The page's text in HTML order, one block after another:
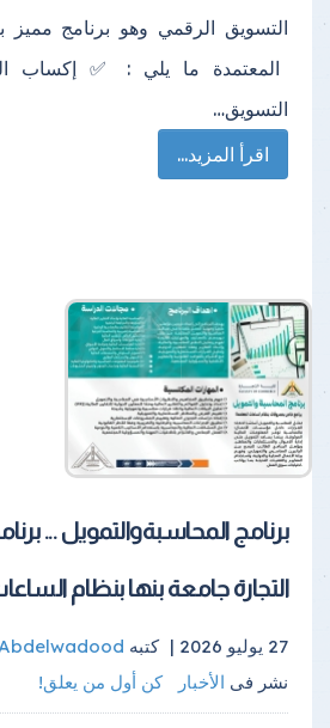
التسويق الرقمي وهو برنامج مميز
المعتمدة ما يلي : ✅️ إكساب
التسويق…
اقرأ المزيد...
برنامج المحاسبةوالتمويل ...
التجارة جامعة بنها بنظام
27 يوليو 2026 | كتبه
نشر فى الأخبار كن أول من يعلق!